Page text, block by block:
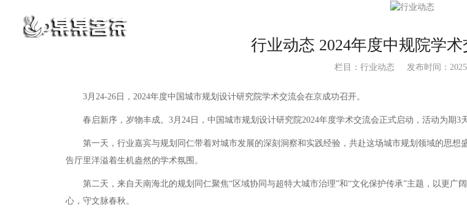
行业动态 2024年度中规院学
栏目：行业动态 发布时间：
3月24-26日，2024年度中国城市规划设计研究院学术交流会在京成功召开。
春启新序，岁物丰成。3月24日，中国城市规划设计研究院2024年度学术交流会正式启动，活动为期3天
第一天，行业嘉宾与规划同仁带着对城市发展的深刻洞察和实践经验，共赴这场城市规划领域的思想
告厅里洋溢着生机盎然的学术氛围。
第二天，来自天南海北的规划同仁聚焦“区域协同与超特大城市治理”和“文化保护传承”主题，以更广
心，守文脉春秋。